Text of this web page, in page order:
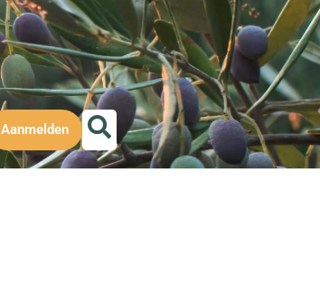
Aanmelden